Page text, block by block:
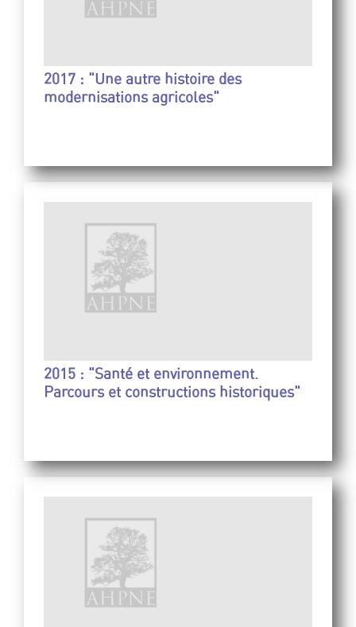
2017 : "Une autre histoire des
modernisations agricoles"
2015 : "Santé et environnement.
Parcours et constructions historiques"